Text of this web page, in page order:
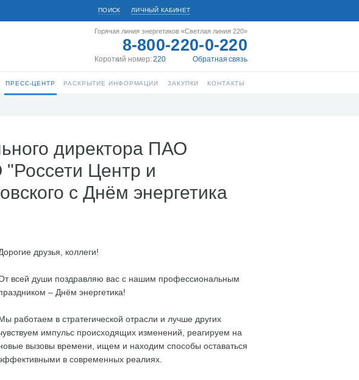
ЛИЧНЫЙ КАБИНЕТ
ПОИСК
Горячая линия энергетиков «Светлая линия 220»
8-800-220-0-220
Короткий номер:220 Обратная связь
ПРЕСС-ЦЕНТР РАСКРЫТИЕ ИНФОРМАЦИИ ЗАКУПКИ КОНТАКТЫ
директора ПАО
Центр и
с Днём энергетика
друзья, коллеги!
всей души поздравляю вас с нашим профессиональным
– Днём энергетика!
работаем в стратегической отрасли и лучше других
импульс происходящих изменений, реагируем на
вызовы времени, ищем и находим способы оставаться
в современных реалиях.